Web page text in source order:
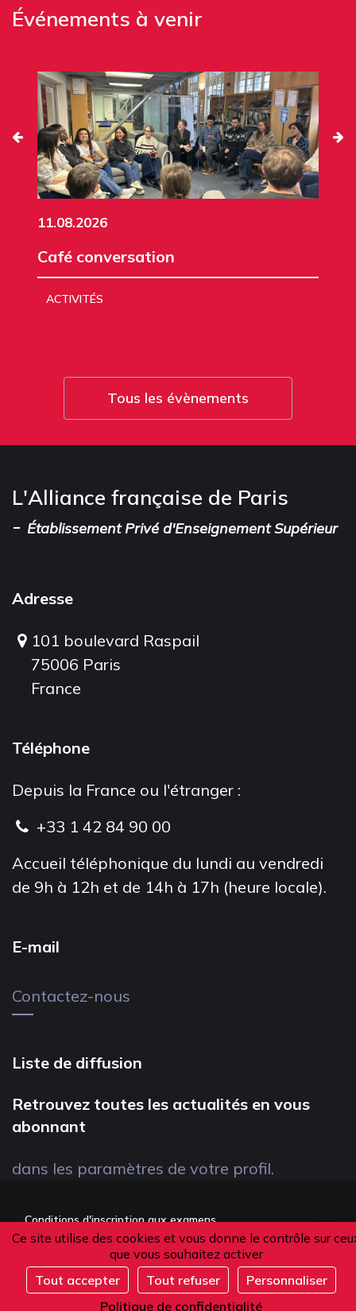
Ce site utilise des cookies et vous donne le contrôle sur
que vous souhaitez activer
Tout accepter
Tout refuser
Personnaliser
Politique de confidentialité
Complet
Événements à venir
11.08.2026
Café conversation
ACTIVITÉS
Tous les évènements
L'Alliance française de Paris
- Établissement Privé d'Enseignement Supérieur
Adresse
101 boulevard Raspail
75006 Paris
France
Téléphone
Depuis la France ou l'étranger :
+33 1 42 84 90 00
Accueil téléphonique du lundi au vendredi
de 9h à 12h et de 14h à 17h (heure locale).
E-mail
Contactez-nous
Liste de diffusion
Retrouvez toutes les actualités en vous
abonnant
dans les paramètres de votre profil.
Conditions d'inscription aux examens
Politique de confidentialité
Conditions générales de vente
Suivez-nous